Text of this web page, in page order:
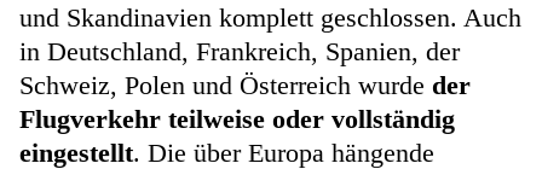
und Skandinavien komplett geschlossen. Auch
in Deutschland, Frankreich, Spanien, der
Schweiz, Polen und Österreich wurde der
Flugverkehr teilweise oder vollständig
eingestellt. Die über Europa hängende